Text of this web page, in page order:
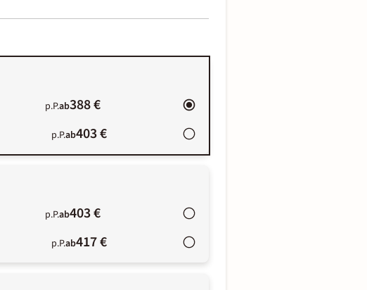
p.P.ab388 €
p.P.ab403 €
p.P.ab403 €
p.P.ab417 €